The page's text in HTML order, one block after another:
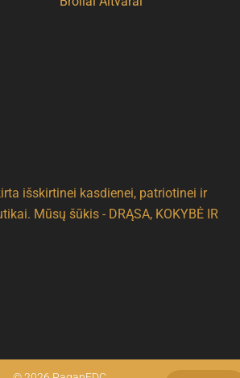
išskirtinei kasdienei, patriotinei ir
Mūsų šūkis - DRĄSA, KOKYBĖ IR